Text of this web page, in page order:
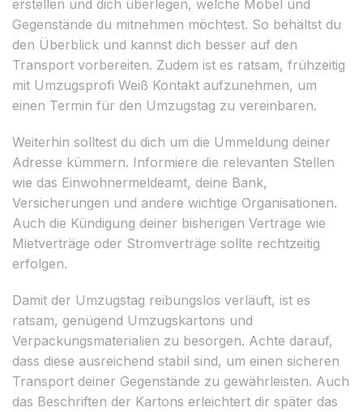
erstellen und dich überlegen, welche Möbel und
Gegenstände du mitnehmen möchtest. So behältst du
den Überblick und kannst dich besser auf den
Transport vorbereiten. Zudem ist es ratsam, frühzeitig
mit Umzugsprofi Weiß Kontakt aufzunehmen, um
einen Termin für den Umzugstag zu vereinbaren.
Weiterhin solltest du dich um die Ummeldung deiner
Adresse kümmern. Informiere die relevanten Stellen
wie das Einwohnermeldeamt, deine Bank,
Versicherungen und andere wichtige Organisationen.
Auch die Kündigung deiner bisherigen Verträge wie
Mietverträge oder Stromverträge sollte rechtzeitig
erfolgen.
Damit der Umzugstag reibungslos verläuft, ist es
ratsam, genügend Umzugskartons und
Verpackungsmaterialien zu besorgen. Achte darauf,
dass diese ausreichend stabil sind, um einen sicheren
Transport deiner Gegenstände zu gewährleisten. Auch
das Beschriften der Kartons erleichtert dir später das